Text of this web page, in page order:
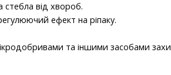
стебла від хвороб.
ефект на ріпаку.
та іншими засобами